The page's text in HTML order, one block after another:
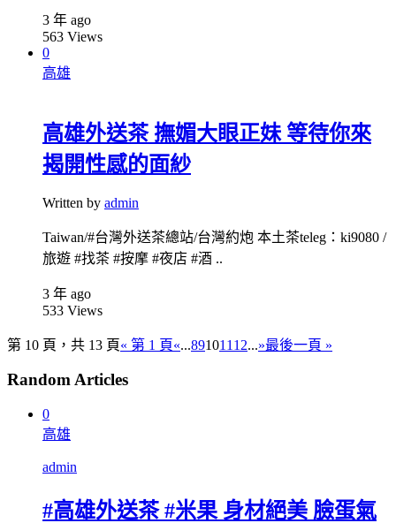
3 年 ago
563 Views
0
高雄
高雄外送茶 撫媚大眼正妹 等待你來
揭開性感的面紗
Written by admin
Taiwan/#台灣外送茶總站/台灣約炮 本土茶teleg：ki9080 /
旅遊 #找茶 #按摩 #夜店 #酒 ..
3 年 ago
533 Views
第 10 頁，共 13 頁« 第 1 頁«...891011 12...»最後一頁 »
Random Articles
0
高雄
admin
#高雄外送茶 #米果 身材絕美 臉蛋氣